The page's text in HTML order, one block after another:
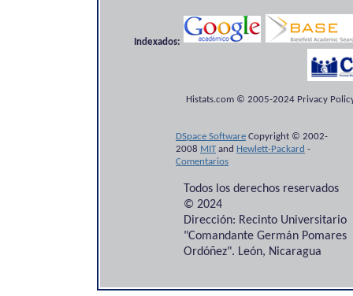
Indexados:
Histats.com © 2005-2024 Privacy
DSpace Software Copyright © 2002-
2008 MITand Hewlett-Packard -
Comentarios
Todos los derechos reservados
© 2024
Dirección: Recinto Universitario
"Comandante Germán Pomares
Ordóñez". León, Nicaragua